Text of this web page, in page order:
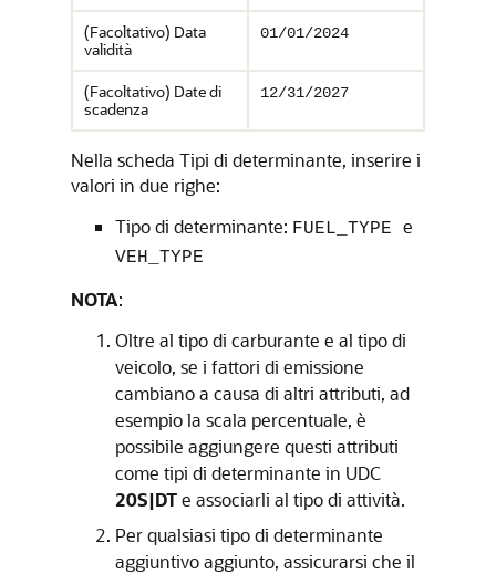
(Facoltativo) Data
validità
01/01/2024
(Facoltativo) Date di
scadenza
12/31/2027
Nella scheda Tipi di determinante, inserire i
valori in due righe:
Tipo di determinante: FUEL_TYPE e
VEH_TYPE
NOTA:
Oltre al tipo di carburante e al tipo di
veicolo, se i fattori di emissione
cambiano a causa di altri attributi, ad
esempio la scala percentuale, è
possibile aggiungere questi attributi
come tipi di determinante in UDC
20S|DTe associarli al tipo di attività.
Per qualsiasi tipo di determinante
aggiuntivo aggiunto, assicurarsi che il